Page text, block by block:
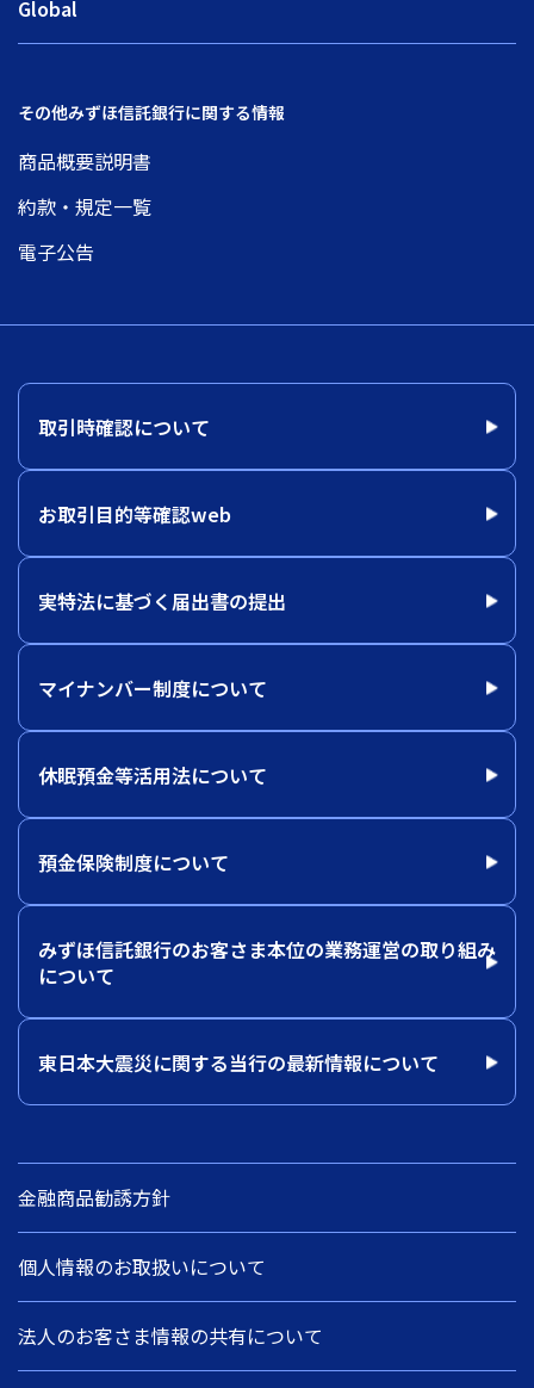
Global
その他みずほ信託銀行に関する情報
商品概要説明書
約款・規定一覧
電子公告
取引時確認について
お取引目的等確認web
実特法に基づく届出書の提出
マイナンバー制度について
休眠預金等活用法について
預金保険制度について
みずほ信託銀行のお客さま本位の業務運営の取り組み
について
東日本大震災に関する当行の最新情報について
金融商品勧誘方針
個人情報のお取扱いについて
法人のお客さま情報の共有について